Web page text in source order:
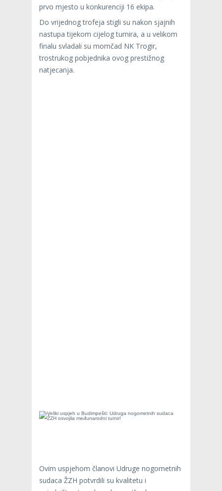
prvo mjesto u konkurenciji 16 ekipa.
Do vrijednog trofeja stigli su nakon sjajnih
nastupa tijekom cijelog turnira, a u velikom
finalu svladali su momčad NK Trogir,
trostrukog pobjednika ovog prestižnog
natjecanja.
Ovim uspjehom članovi Udruge nogometnih
sudaca ŽZH potvrdili su kvalitetu i